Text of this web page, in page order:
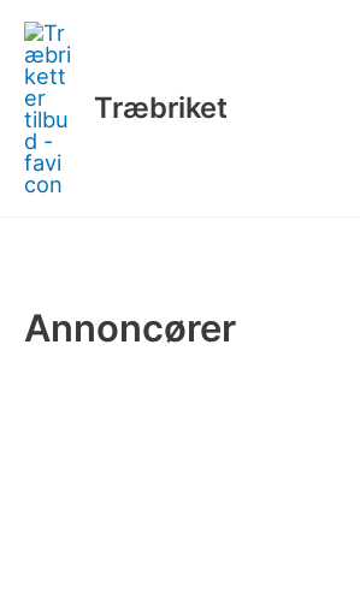
Gå
indholdet
Træbriket
Annoncører